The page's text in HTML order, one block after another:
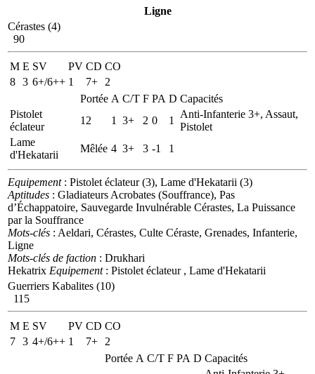
Ligne
Cérastes (4)
90
M E SV PV CD CO
8 3 6+/6++ 1 7+
2
Portée A C/T F PA D Capacités
Pistolet
éclateur
12 1 3+ 2 0 1
Anti-Infanterie 3+, Assaut,
Pistolet
Lame
d'Hekatarii
Mêlée 4 3+ 3 -1 1
Equipement: Pistolet éclateur (3), Lame d'Hekatarii (3)
Aptitudes : Gladiateurs Acrobates (Souffrance), Pas
d’Échappatoire, Sauvegarde Invulnérable Cérastes, La Puissance
par la Souffrance
Mots-clés : Aeldari, Cérastes, Culte Céraste, Grenades, Infanterie,
Ligne
Mots-clés de faction : Drukhari
Hekatrix Equipement: Pistolet éclateur , Lame d'Hekatarii
Guerriers Kabalites (10)
115
M E SV PV CD CO
7 3 4+/6++ 1 7+
2
Portée A C/T F PA D Capacités